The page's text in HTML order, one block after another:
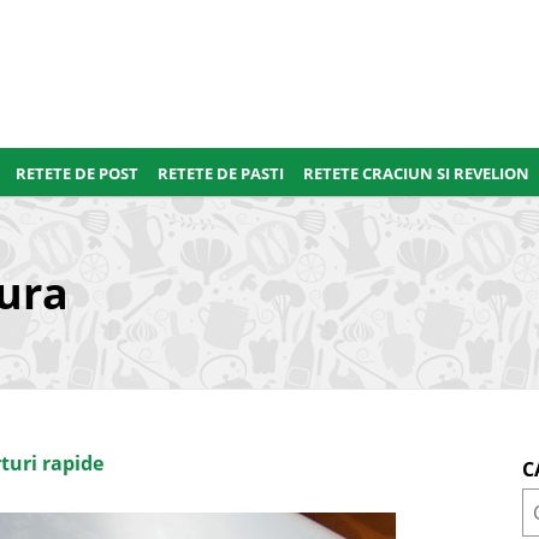
RETETE DE POST RETETE DE PASTI RETETE CRACIUN SI REVELION
rapide